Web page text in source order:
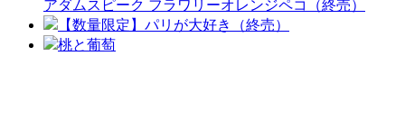
アダムスピーク フラワリーオレンジペコ（終売）
【数量限定】パリが大好き（終売）
桃と葡萄